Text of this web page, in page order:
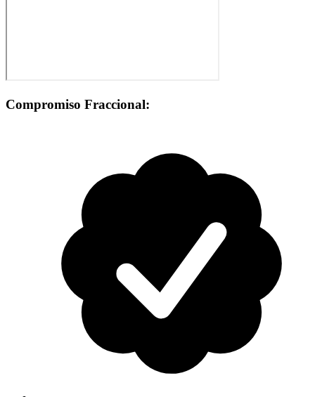
Compromiso Fraccional: